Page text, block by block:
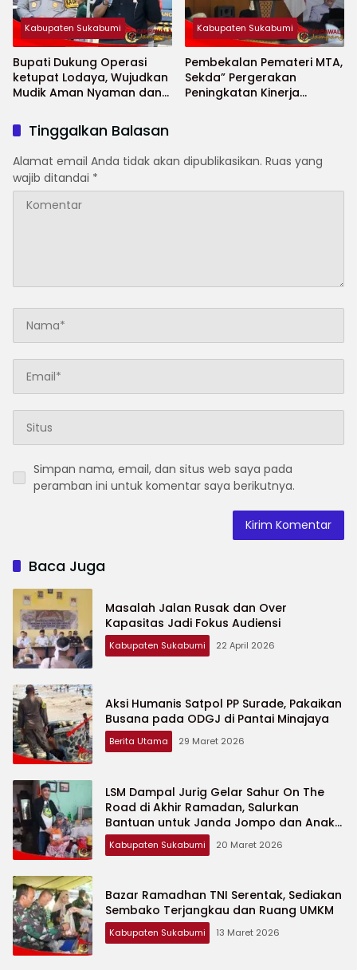
Kabupaten Sukabumi
Bupati Dukung Operasi
ketupat Lodaya, Wujudkan
Mudik Aman Nyaman dan
Kabupaten Sukabumi
Pembekalan Pemateri MTA,
Sekda” Pergerakan
Peningkatan Kinerja
Tinggalkan Balasan
Alamat email Anda tidak akan dipublikasikan. Ruas yang
wajib ditandai *
Simpan nama, email, dan situs web saya pada
peramban ini untuk komentar saya berikutnya.
Baca Juga
Masalah Jalan Rusak dan Over
Kapasitas Jadi Fokus Audiensi
Kabupaten Sukabumi 22 April 2026
Aksi Humanis Satpol PP Surade, Pakaikan
Busana pada ODGJ di Pantai Minajaya
Berita Utama 29 Maret 2026
LSM Dampal Jurig Gelar Sahur On The
Road di Akhir Ramadan, Salurkan
Bantuan untuk Janda Jompo dan Anak
Yatim
Kabupaten Sukabumi 20 Maret 2026
Bazar Ramadhan TNI Serentak, Sediakan
Sembako Terjangkau dan Ruang UMKM
Kabupaten Sukabumi 13 Maret 2026